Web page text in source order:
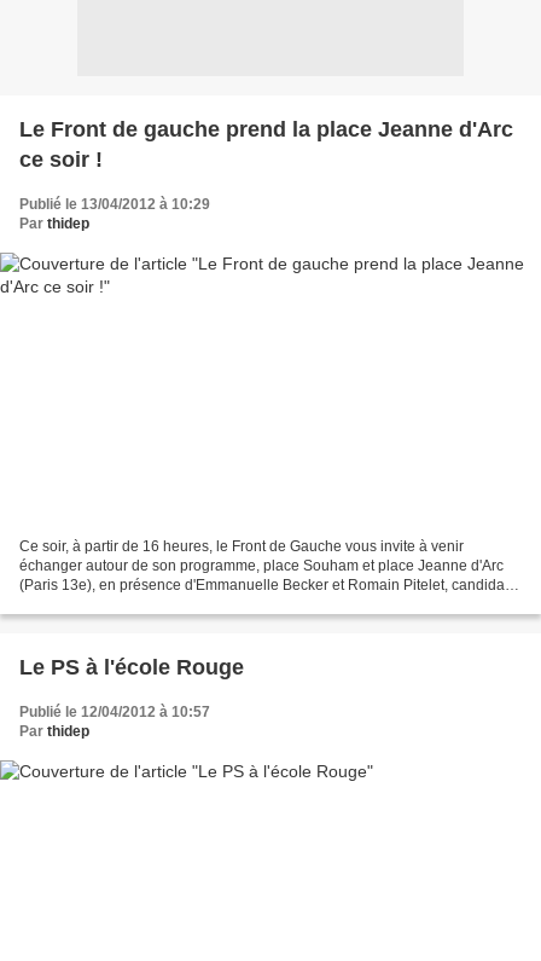
Le Front de gauche prend la place Jeanne d'Arc
ce soir !
Publié le 13/04/2012 à 10:29
Par thidep
Ce soir, à partir de 16 heures, le Front de Gauche vous invite à venir
échanger autour de son programme, place Souham et place Jeanne d'Arc
(Paris 13e), en présence d'Emmanuelle Becker et Romain Pitelet, candidats
Le PS à l'école Rouge
Publié le 12/04/2012 à 10:57
Par thidep